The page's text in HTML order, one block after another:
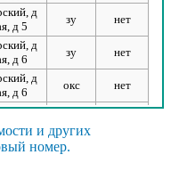
д
д 5
зу нет
д
д 6
зу нет
д
д 6
окс нет
д
д
зу
и других
номер.